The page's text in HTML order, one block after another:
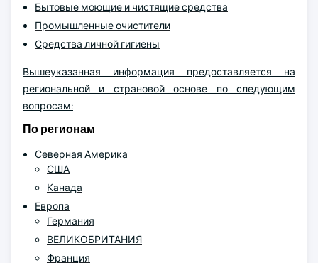
Бытовые моющие и чистящие средства
Промышленные очистители
Средства личной гигиены
Вышеуказанная информация предоставляется на
региональной и страновой основе по следующим
вопросам:
По регионам
Северная Америка
США
Канада
Европа
Германия
ВЕЛИКОБРИТАНИЯ
Франция